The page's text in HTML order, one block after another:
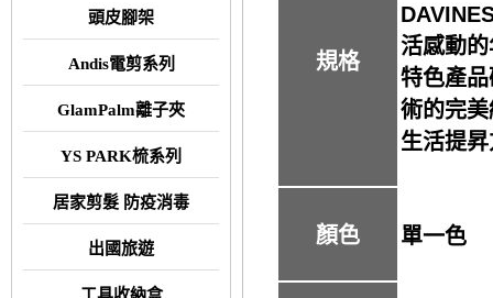
頭皮腳架
Andis電剪系列
GlamPalm離子夾
YS PARK梳系列
居家剪髮 防疫消毒
出國旅遊
規格
活感動
特色產
術的完
生活提
顏色 單一色